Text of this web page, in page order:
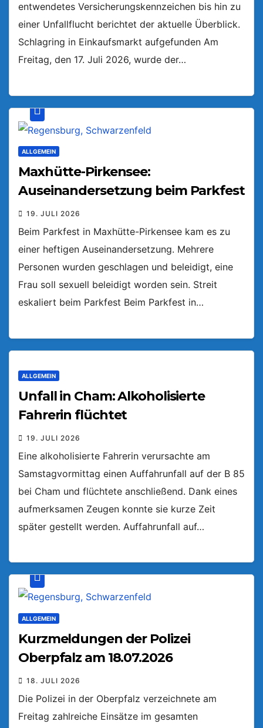
entwendetes Versicherungskennzeichen bis hin zu
einer Unfallflucht berichtet der aktuelle Überblick.
Schlagring in Einkaufsmarkt aufgefunden Am
Freitag, den 17. Juli 2026, wurde der…
ALLGEMEIN
Maxhütte-Pirkensee:
Auseinandersetzung beim Parkfest
19. JULI 2026
Beim Parkfest in Maxhütte-Pirkensee kam es zu
einer heftigen Auseinandersetzung. Mehrere
Personen wurden geschlagen und beleidigt, eine
Frau soll sexuell beleidigt worden sein. Streit
eskaliert beim Parkfest Beim Parkfest in…
ALLGEMEIN
Unfall in Cham: Alkoholisierte
Fahrerin flüchtet
19. JULI 2026
Eine alkoholisierte Fahrerin verursachte am
Samstagvormittag einen Auffahrunfall auf der B 85
bei Cham und flüchtete anschließend. Dank eines
aufmerksamen Zeugen konnte sie kurze Zeit
später gestellt werden. Auffahrunfall auf…
ALLGEMEIN
Kurzmeldungen der Polizei
Oberpfalz am 18.07.2026
18. JULI 2026
Die Polizei in der Oberpfalz verzeichnete am
Freitag zahlreiche Einsätze im gesamten